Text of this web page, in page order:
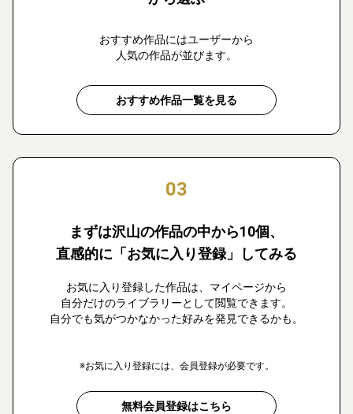
おすすめ作品にはユーザーから
人気の作品が並びます。
おすすめ作品一覧を見る
03
まずは沢山の作品の中から10個、
直感的に「お気に入り登録」してみる
お気に入り登録した作品は、マイページから
自分だけのライブラリーとして閲覧できます。
自分でも気がつかなかった好みを発見できるかも。
※お気に入り登録には、会員登録が必要です。
無料会員登録はこちら